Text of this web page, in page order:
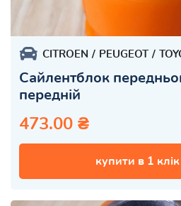
CITROEN PEUGEOT
Сайлентблок
передній
473.00 ₴
купити в 1 клік